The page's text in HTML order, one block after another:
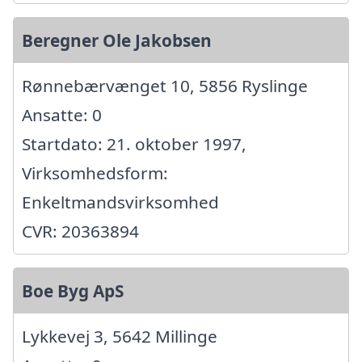
Beregner Ole Jakobsen
Rønnebærvænget 10, 5856 Ryslinge
Ansatte: 0
Startdato: 21. oktober 1997,
Virksomhedsform:
Enkeltmandsvirksomhed
CVR: 20363894
Boe Byg ApS
Lykkevej 3, 5642 Millinge